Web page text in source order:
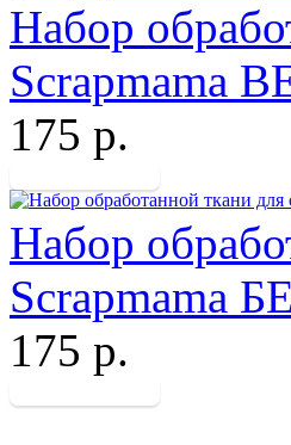
Набор
Scrapmama
175 р.
Набор
Scrapmama
175 р.